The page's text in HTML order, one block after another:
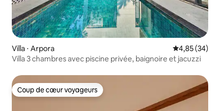
Villa ⋅ Arpora Évaluation
4,85 (34)
Villa 3 chambres avec piscine privée, baignoire et jacuzzi
Coup de cœur voyageurs
Coup de cœur voyageurs